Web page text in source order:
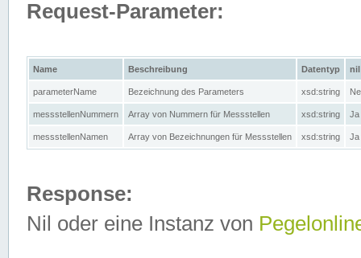
Request-Parameter:
Name Beschreibung Datentyp nil
parameterName Bezeichnung des Parameters xsd:string
messstellenNummern Array von Nummern für Messstellen xsd:string Ja
messstellenNamen Array von Bezeichnungen für Messstellen xsd:string Ja
Response:
Nil oder eine Instanz von